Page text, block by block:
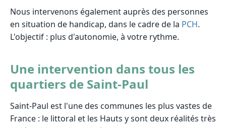
Nous intervenons également auprès des personnes
en situation de handicap, dans le cadre de la PCH.
L'objectif : plus d'autonomie, à votre rythme.
Une intervention dans tous les
quartiers de Saint-Paul
Saint-Paul est l'une des communes les plus vastes de
France : le littoral et les Hauts y sont deux réalités très